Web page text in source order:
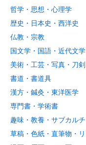
哲学・思想・心理学
歴史・日本史・西洋史
仏教・宗教
国文学・国語・近代文
美術・工芸・写真・刀剣
書道・書道具
漢方・鍼灸・東洋医学
専門書・学術書
趣味・教養・サブカル
草稿・色紙・直筆物・